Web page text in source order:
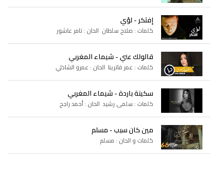
إفتكر - لؤي
كلمات : صلاح سلطان الحان : تامر عاشور
قالولك عني - شيماء المغربي
كلمات : عمر فاترينا الحان : عمرو الشاذلي
سكينة باردة - شيماء المغربي
كلمات : سلمى رشيد الحان : أحمد راجح
مين كان سبب - مسلم
كلمات و الحان : مسلم